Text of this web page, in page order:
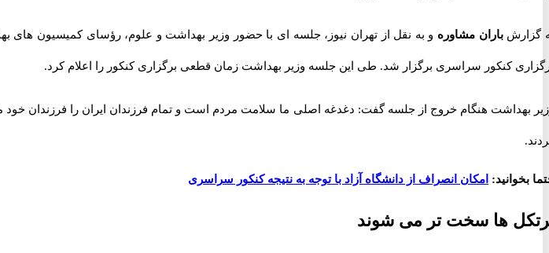
گزارشباران مشاوره و به نقل از تهران نیوز، جلسه ای با حضور وزیر بهداشت و علوم، رؤسای کمیسیون
کنکور سراسری برگزار شد. طی این جلسه وزیر بهداشت زمان قطعی برگزاری کنکور را اعلام کرد.
بهداشت هنگام خروج از جلسه گفت: دغدغه اصلی ما سلامت مردم است و تمام فرزندان ایران را فرزندان
بخوانید: امکان انصراف از دانشگاه آزاد با توجه به نتیجه کنکور سراسری
ها سخت تر می شوند